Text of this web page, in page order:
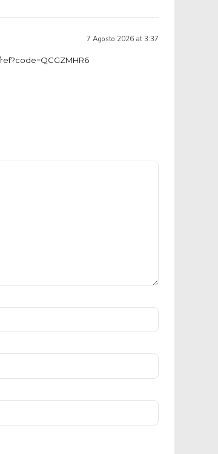
7 Agosto 2026 at 3:37